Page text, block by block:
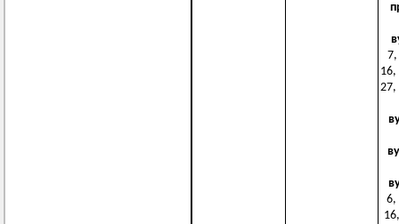
7,
16,
27,
6,